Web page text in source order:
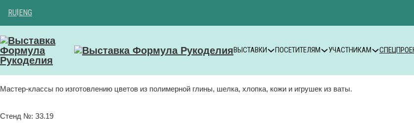
RU ENG
ВЫСТАВКИ ПОСЕТИТЕЛЯМ УЧАСТНИКАМ
Мастер-классы по изготовлению цветов из полимерной глины, шелка, хлопка, кожи и игрушек из ваты.
Стенд №: З3.19